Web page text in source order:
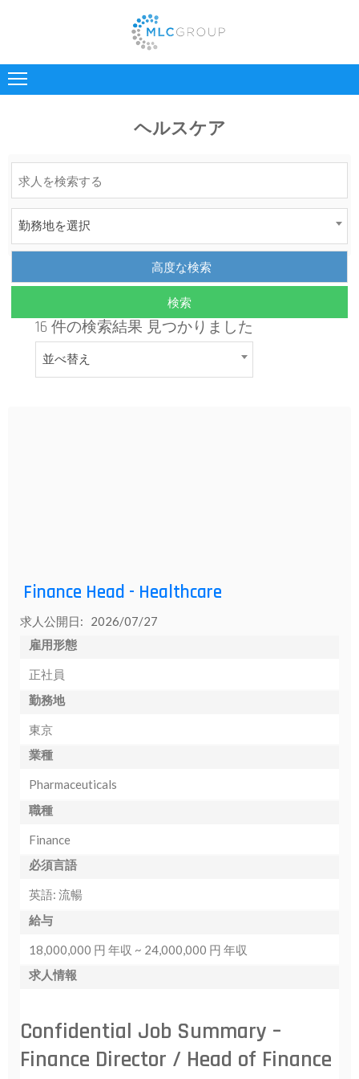
弊
社
て
採
用
企
様
採
用
企
様
と
職
者
様
声
お
い
合
せ
ENGLISH
ヘルスケア
勤務地を選択
16 件の検索結果 見つかりました
並べ替え
Finance Head - Healthcare
求人公開日: 2026/07/27
雇用形態
正社員
勤務地
東京
業種
Pharmaceuticals
職種
Finance
必須言語
英語: 流暢
給与
18,000,000 円 年収 ~ 24,000,000 円 年収
求人情報
Confidential Job Summary –
Finance Director / Head of Finance